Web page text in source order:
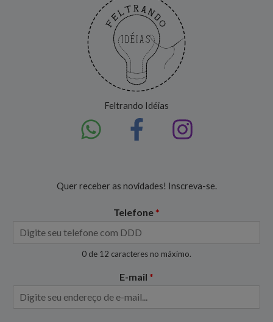
Feltrando Idéias
Quer receber as novidades! Inscreva-se.
Telefone *
0 de 12 caracteres no máximo.
E-mail *